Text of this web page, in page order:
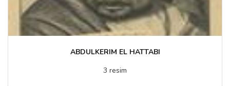
ABDULKERIM EL HATTABI
3 resim